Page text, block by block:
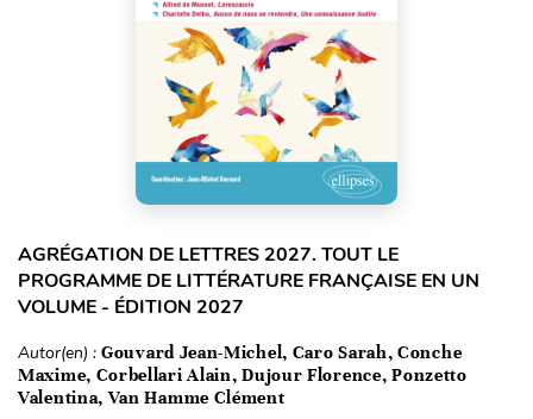
AGRÉGATION DE LETTRES 2027. TOUT LE
PROGRAMME DE LITTÉRATURE FRANÇAISE EN UN
VOLUME - ÉDITION 2027
Autor(en) : Gouvard Jean-Michel, Caro Sarah, Conche
Maxime, Corbellari Alain, Dujour Florence, Ponzetto
Valentina, Van Hamme Clément